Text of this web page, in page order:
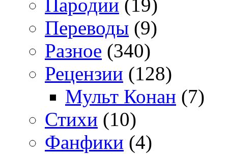
Пародии (19)
Переводы (9)
Разное (340)
Рецензии (128)
Мульт Конан (7)
Стихи (10)
Фанфики (4)